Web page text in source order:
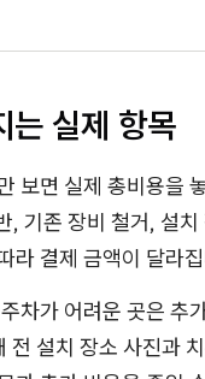
는 실제 항목
보면 실제 총비용을
, 기존 장비 철거, 설
라 결제 금액이 달라
차가 어려운 곳은 추
전 설치 장소 사진과